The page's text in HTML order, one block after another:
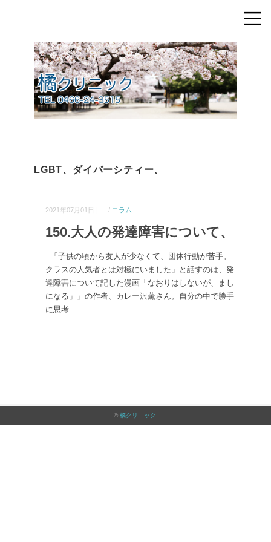
LGBT、ダイバーシティー、
2021年07月01日 | / コラム
150.大人の発達障害について、
「子供の頃から友人が少なくて、団体行動が苦手。
クラスの人気者とは対極にいました」と話すのは、発
達障害について記した漫画「なおりはしないが、まし
になる」」の作者、カレー沢薫さん。自分の中で勝手
に思考...
© 橘クリニック